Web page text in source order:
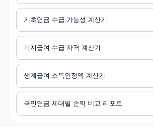
기초연금 수급 가능성 계산기
복지급여 수급 자격 계산기
생계급여 소득인정액 계산기
국민연금 세대별 손익 비교 리포트